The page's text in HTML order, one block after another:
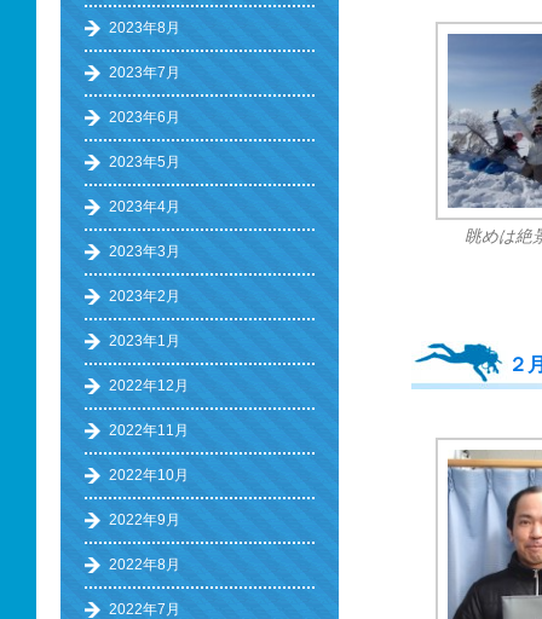
眺めは絶
２
2023年8月
2023年7月
2023年6月
2023年5月
2023年4月
2023年3月
2023年2月
2023年1月
2022年12月
2022年11月
2022年10月
2022年9月
2022年8月
2022年7月